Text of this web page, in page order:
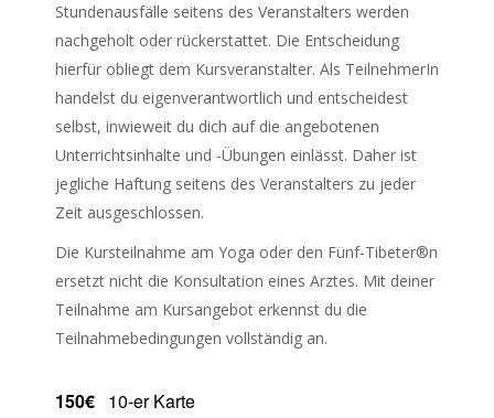
Stundenausfälle seitens des Veranstalters werden
nachgeholt oder rückerstattet. Die Entscheidung
hierfür obliegt dem Kursveranstalter. Als TeilnehmerIn
handelst du eigenverantwortlich und entscheidest
selbst, inwieweit du dich auf die angebotenen
Unterrichtsinhalte und -Übungen einlässt. Daher ist
jegliche Haftung seitens des Veranstalters zu jeder
Zeit ausgeschlossen.
Die Kursteilnahme am Yoga oder den Fünf-Tibeter®n
ersetzt nicht die Konsultation eines Arztes. Mit deiner
Teilnahme am Kursangebot erkennst du die
Teilnahmebedingungen vollständig an.
150€ 10-er Karte